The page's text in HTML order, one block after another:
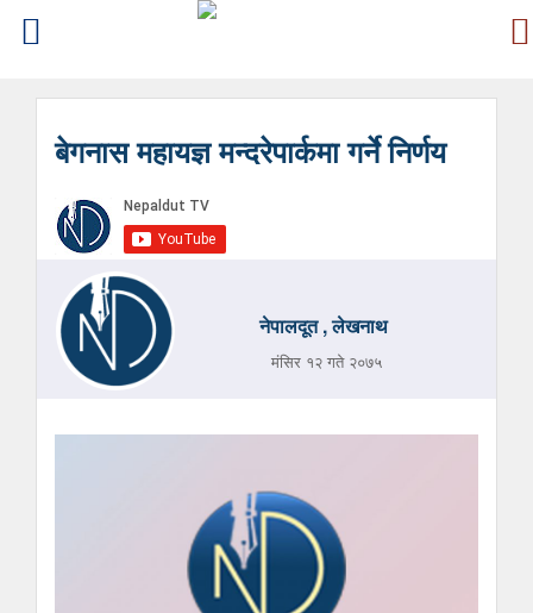
बेगनास महायज्ञ मन्दरेपार्कमा गर्ने निर्णय
नेपालदूत , लेखनाथ
मंसिर १२ गते २०७५